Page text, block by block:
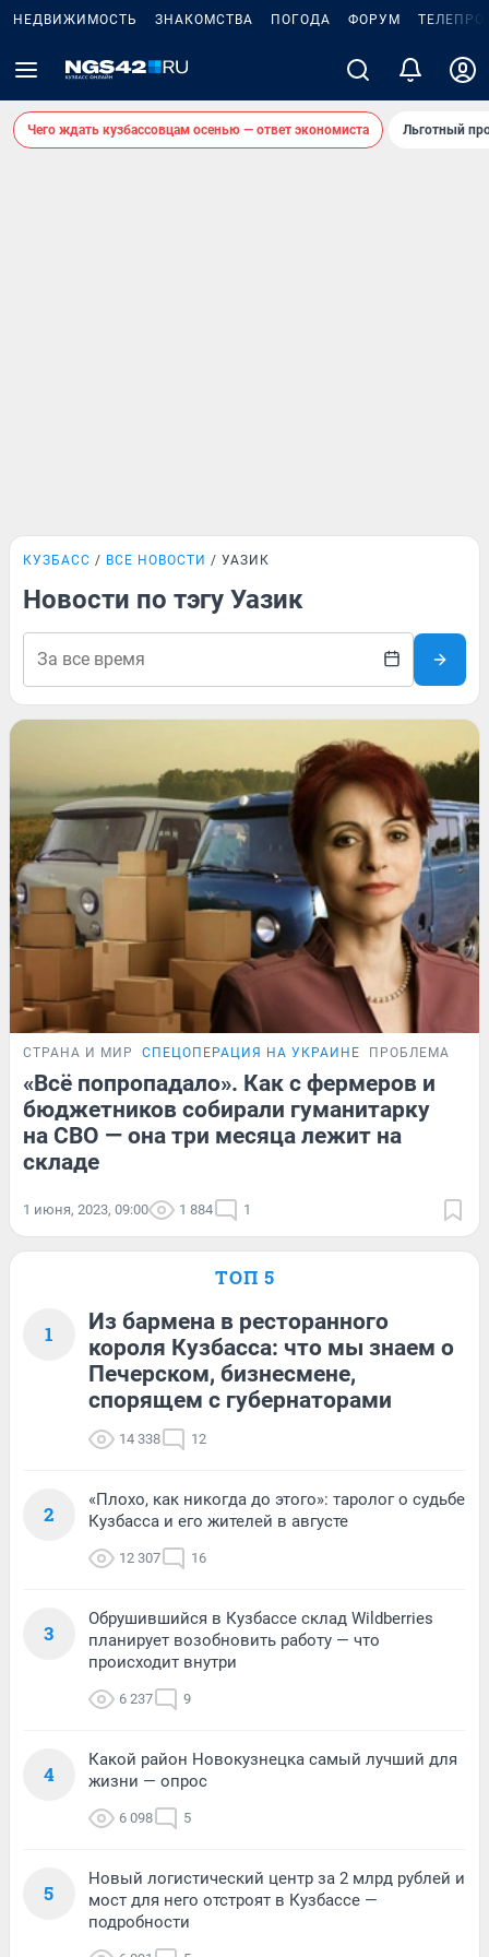
НЕДВИЖИМОСТЬ ЗНАКОМСТВА ПОГОДА ФОРУМ
Чего ждать кузбассовцам осенью — ответ экономиста Льготный
КУЗБАСС ВСЕ НОВОСТИ УАЗИК
Новости по тэгу Уазик
СТРАНА И МИР СПЕЦОПЕРАЦИЯ НА УКРАИНЕ ПРОБЛЕМА
«Всё попропадало». Как с фермеров и
бюджетников собирали гуманитарку
на СВО — она три месяца лежит на
складе
1 июня, 2023, 09:00 1 884 1
ТОП 5
1
Из бармена в ресторанного
короля Кузбасса: что мы знаем о
Печерском, бизнесмене,
спорящем с губернаторами
14 338 12
2
«Плохо, как никогда до этого»: таролог о судьбе
Кузбасса и его жителей в августе
12 307 16
3
Обрушившийся в Кузбассе склад Wildberries
планирует возобновить работу — что
происходит внутри
6 237 9
4
Какой район Новокузнецка самый лучший для
жизни — опрос
6 098 5
5
Новый логистический центр за 2 млрд рублей и
мост для него отстроят в Кузбассе —
подробности